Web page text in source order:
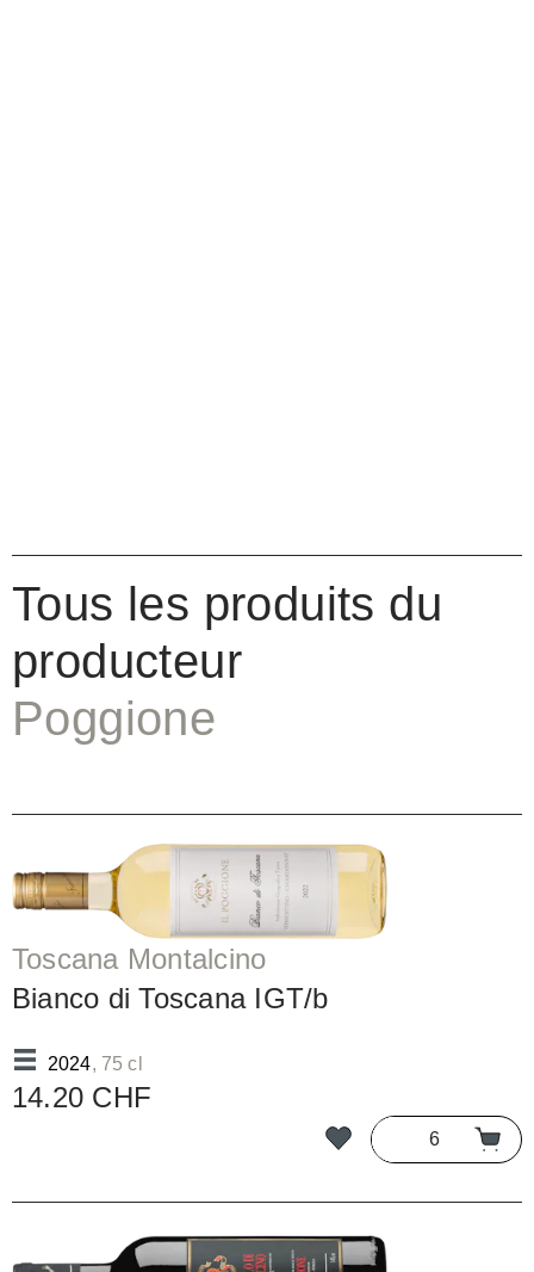
Tous les produits du
producteur
Poggione
Toscana Montalcino
Bianco di Toscana IGT/b
2024, 75 cl
14.20 CHF